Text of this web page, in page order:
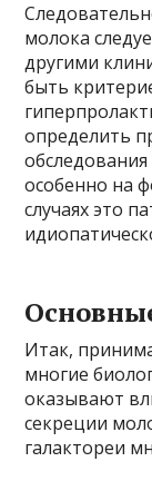
молока
другими
быть
определить
особенно на
случаях это
Итак,
многие
оказывают
секреции
галактореи